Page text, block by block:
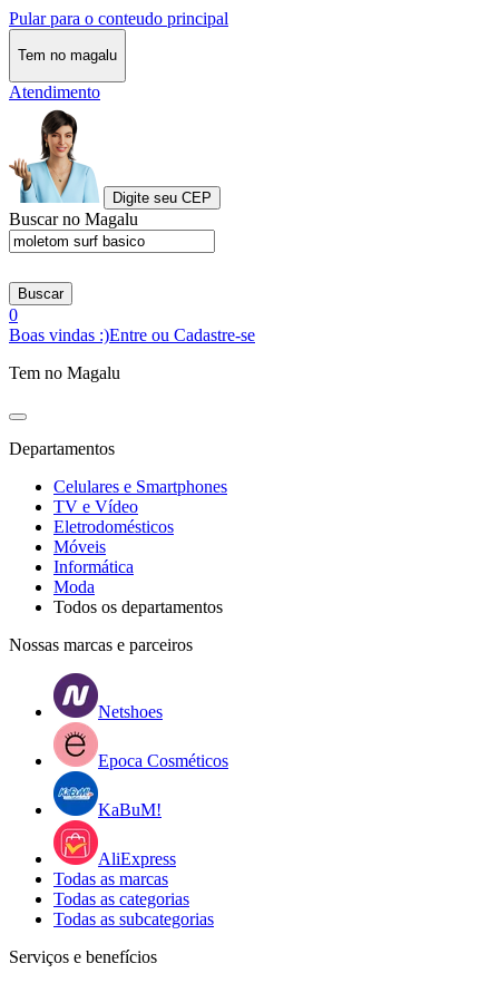
Pular para o conteudo principal
Tem no magalu
Atendimento
Digite seu CEP
Buscar no Magalu
Buscar
0
Boas vindas :)Entre ou Cadastre-se
Tem no Magalu
Departamentos
Celulares e Smartphones
TV e Vídeo
Eletrodomésticos
Móveis
Informática
Moda
Todos os departamentos
Nossas marcas e parceiros
Netshoes
Epoca Cosméticos
KaBuM!
AliExpress
Todas as marcas
Todas as categorias
Todas as subcategorias
Serviços e benefícios